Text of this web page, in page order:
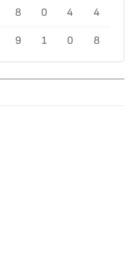
8 0 4 4
9 1 0 8